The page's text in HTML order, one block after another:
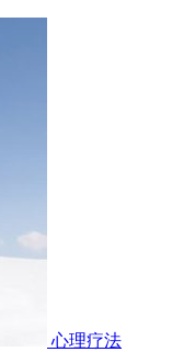
心理疗法